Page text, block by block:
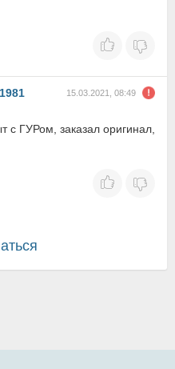
15.03.2021, 08:49
с ГУРом, заказал оригинал,